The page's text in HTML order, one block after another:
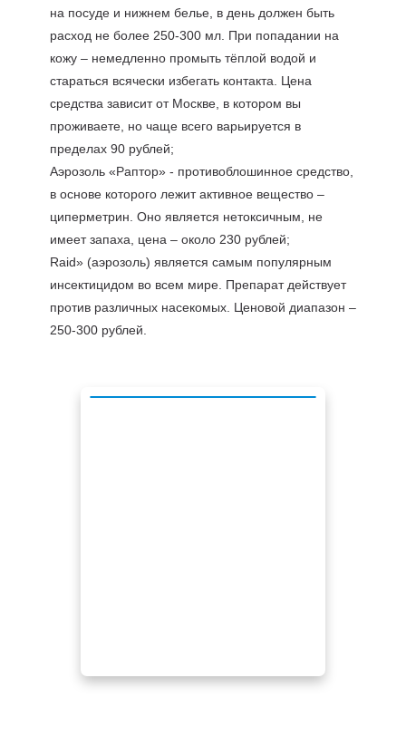
на посуде и нижнем белье, в день должен быть
расход не более 250-300 мл. При попадании на
кожу – немедленно промыть тёплой водой и
стараться всячески избегать контакта. Цена
средства зависит от Москве, в котором вы
проживаете, но чаще всего варьируется в
пределах 90 рублей;
Aэpoзoль «Paптop» - противоблошинное средство,
в основе которого лежит активное вещество –
циперметрин. Оно является нетоксичным, не
имеет запаха, цена – около 230 рублей;
Raid» (aэpoзoль) является самым популярным
инсектицидом во всем мире. Препарат действует
против различных насекомых. Ценовой диапазон –
250-300 рублей.